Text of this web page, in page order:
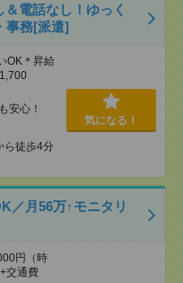
＆電話なし！ゆっく
事務[派遣]
OK＊昇給
安心！
ら徒歩4分
気になる！
／月56万↑モニタリ
円（時
交通費